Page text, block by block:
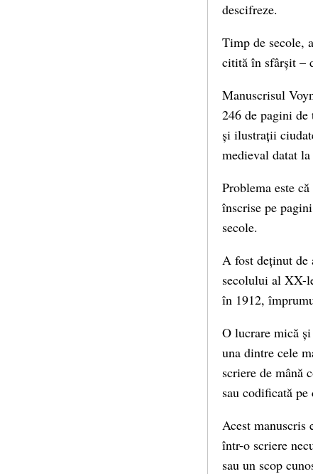
descifreze.
Timp de secole,
citită în sfârșit –
Manuscrisul
246 de pagini
și ilustrații
medieval datat
Problema este
înscrise pe
secole.
A fost deținut de
secolului al XX-
în 1912,
O lucrare mică
una dintre cele
scriere de mână
sau codificată
Acest manuscris
într-o scriere
sau un scop